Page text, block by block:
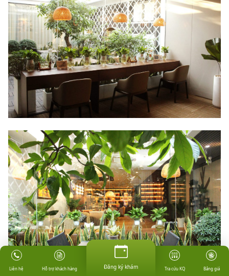
Liên hệ Hỗ trợ khách hàng Đăng ký khám Tra cứu KQ Bảng giá